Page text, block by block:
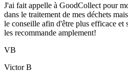
J'ai fait appelle à GoodCollect pour
dans le traitement de mes déchets
le conseille afin d'être plus efficace et
les recommande amplement!
VB
Victor B